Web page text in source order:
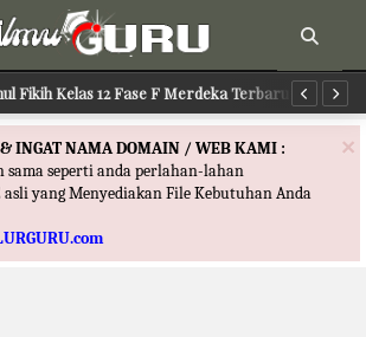
Fikih Kelas 12 Fase F Merdeka Terbaru
×
INGAT NAMA DOMAIN / WEB KAMI :
sama seperti anda perlahan-lahan
yang Menyediakan File Kebutuhan Anda